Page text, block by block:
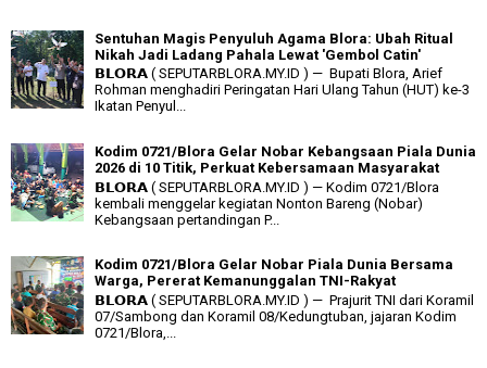
Sentuhan Magis Penyuluh Agama Blora: Ubah Ritual
Nikah Jadi Ladang Pahala Lewat 'Gembol Catin'
𝗕𝗟𝗢𝗥𝗔 ( SEPUTARBLORA.MY.ID ) — Bupati Blora, Arief
Rohman menghadiri Peringatan Hari Ulang Tahun (HUT) ke-3
Ikatan Penyul...
Kodim 0721/Blora Gelar Nobar Kebangsaan Piala Dunia
2026 di 10 Titik, Perkuat Kebersamaan Masyarakat
𝗕𝗟𝗢𝗥𝗔 ( SEPUTARBLORA.MY.ID ) — Kodim 0721/Blora
kembali menggelar kegiatan Nonton Bareng (Nobar)
Kebangsaan pertandingan P...
Kodim 0721/Blora Gelar Nobar Piala Dunia Bersama
Warga, Pererat Kemanunggalan TNI-Rakyat
𝗕𝗟𝗢𝗥𝗔 ( SEPUTARBLORA.MY.ID ) — Prajurit TNI dari Koramil
07/Sambong dan Koramil 08/Kedungtuban, jajaran Kodim
0721/Blora,...